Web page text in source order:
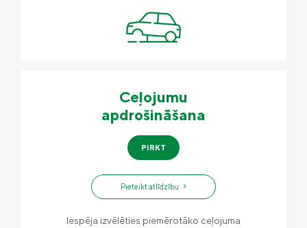
Ceļojumu
apdrošināšana
PIRKT
Pieteikt atlīdzību
Iespēja izvēlēties piemērotāko ceļojuma